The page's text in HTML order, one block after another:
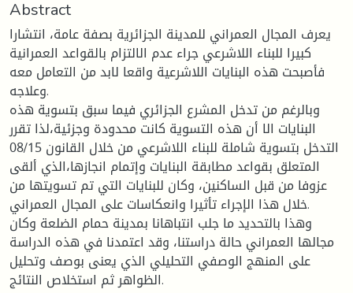
Abstract
يعرف المجال العمراني للمدينة الجزائرية بصفة عامة، انتشارا
كبيرا للبناء اللاشرعي جراء عدم الالتزام بالقواعد العمرانية
فأصبحت هذه البنايات اللاشرعية واقعا لابد من التعامل معه
وعلاجه.
وبالرغم من تدخل المشرع الجزائري فيما سبق بتسوية هذه
البنايات الا أن هذه التسوية كانت محدودة وجزئية،لذا تقرر
التدخل بتسوية شاملة للبناء اللاشرعي من خلال القانون 08/15
المتعلق بقواعد مطابقة البنايات وإتمام انجازها،الذي ألقى
عزوفا من قبل الساكنين، وكان للبنايات التي تم تسويتها من
خلال هذا الإجراء تأثيرا وانعكاسات على المجال العمراني.
وهذا بالتحديد ما جلب انتباهانا بمدينة حمام الضلعة وكان
مجالها العمراني حالة دراستنا، وقد اعتمدنا في هذه الدراسة
على المنهج الوصفي التحليلي الذي يعنى بوصف وتحليل
الظواهر ثم استخلاص النتائج.